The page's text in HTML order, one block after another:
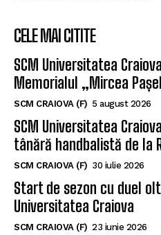
CELE MAI CITITE
SCM Universitatea
Memorialul „Mircea
SCM CRAIOVA (F) 5 august 2026
SCM Universitatea
tânără handbalistă de la
SCM CRAIOVA (F) 30 iulie 2026
Start de sezon cu duel
Universitatea Craiova
SCM CRAIOVA (F) 23 iunie 2026